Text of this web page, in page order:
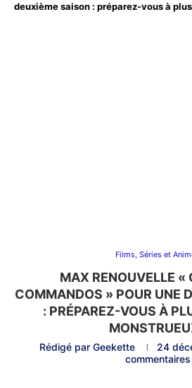
deuxième saison : préparez-vous à
Films, Séries et
MAX RENOUVELLE «
COMMANDOS » POUR UNE
: PRÉPAREZ-VOUS À
Rédigé par Geekette 24
commentaires